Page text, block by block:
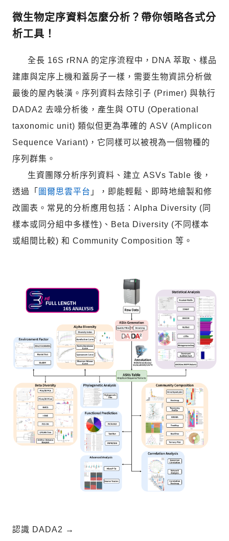
微生物定序資料怎麼分析？帶你領略各式分
析工具！
全長 16S rRNA 的定序流程中，DNA 萃取、樣品
建庫與定序上機和蓋房子一樣，需要生物資訊分析做
最後的屋內裝潢。序列資料去除引子 (Primer) 與執行
DADA2 去噪分析後，產生與 OTU (Operational
taxonomic unit) 類似但更為準確的 ASV (Amplicon
Sequence Variant)，它同樣可以被視為一個物種的
序列群集。
生資團隊分析序列資料、建立 ASVs Table 後，
透過「 圖爾思雲平台 」，即能輕鬆、即時地繪製和修
改圖表。常見的分析應用包括：Alpha Diversity (同
樣本或同分組中多樣性)、Beta Diversity (不同樣本
或組間比較) 和 Community Composition 等。
認識 DADA2 →